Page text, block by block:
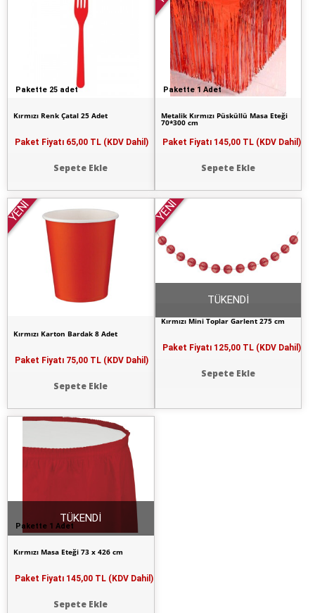
Pakette 25 adet
Kırmızı Renk Çatal 25 Adet
Paket Fiyatı 65,00 TL (KDV Dahil)
Sepete Ekle
Pakette 1 Adet
Metalik Kırmızı Püsküllü Masa Eteği
70*300 cm
Paket Fiyatı 145,00 TL (KDV Dahil)
Sepete Ekle
YENİ
Kırmızı Karton Bardak 8 Adet
Paket Fiyatı 75,00 TL (KDV Dahil)
Sepete Ekle
YENİ
Kırmızı Mini Toplar Garlent 275 cm
Paket Fiyatı 125,00 TL (KDV Dahil)
Sepete Ekle
TÜKENDİ
Pakette 1 Adet
Kırmızı Masa Eteği 73 x 426 cm
Paket Fiyatı 145,00 TL (KDV Dahil)
Sepete Ekle
TÜKENDİ